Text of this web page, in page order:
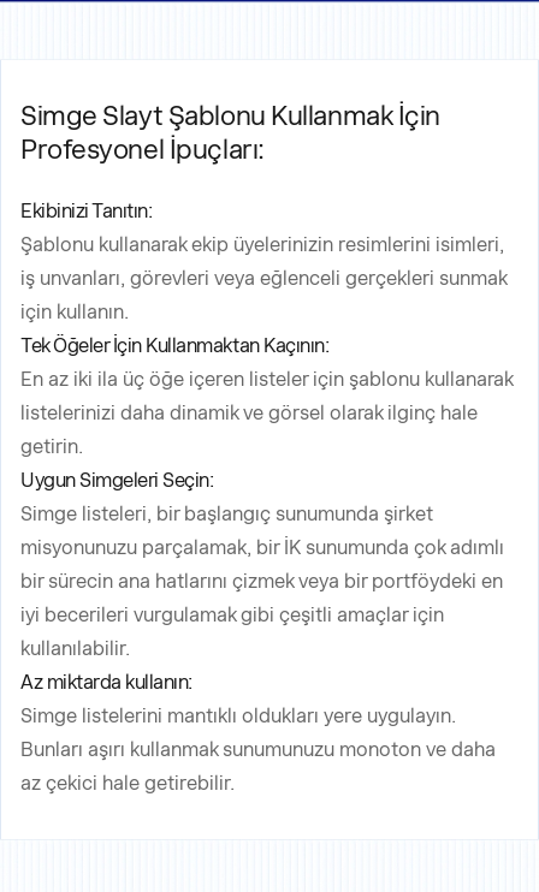
Simge Slayt Şablonu Kullanmak İçin
Profesyonel İpuçları:
Ekibinizi Tanıtın:
Şablonu kullanarak ekip üyelerinizin resimlerini isimleri,
iş unvanları, görevleri veya eğlenceli gerçekleri sunmak
için kullanın.
Tek Öğeler İçin Kullanmaktan Kaçının:
En az iki ila üç öğe içeren listeler için şablonu kullanarak
listelerinizi daha dinamik ve görsel olarak ilginç hale
getirin.
Uygun Simgeleri Seçin:
Simge listeleri, bir başlangıç sunumunda şirket
misyonunuzu parçalamak, bir İK sunumunda çok adımlı
bir sürecin ana hatlarını çizmek veya bir portföydeki en
iyi becerileri vurgulamak gibi çeşitli amaçlar için
kullanılabilir.
Az miktarda kullanın:
Simge listelerini mantıklı oldukları yere uygulayın.
Bunları aşırı kullanmak sunumunuzu monoton ve daha
az çekici hale getirebilir.